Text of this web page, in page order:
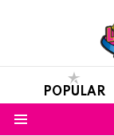
POPULAR